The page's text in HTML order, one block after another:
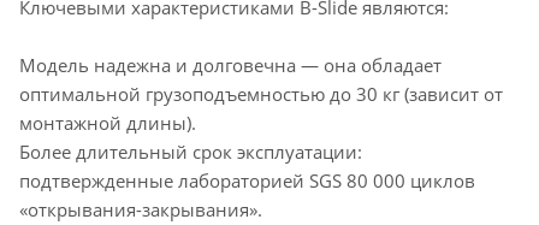
Ключевыми характеристиками B-Slide являются:
Модель надежна и долговечна — она обладает
оптимальной грузоподъемностью до 30 кг (зависит от
монтажной длины).
Более длительный срок эксплуатации:
подтвержденные лабораторией SGS 80 000 циклов
«открывания-закрывания».